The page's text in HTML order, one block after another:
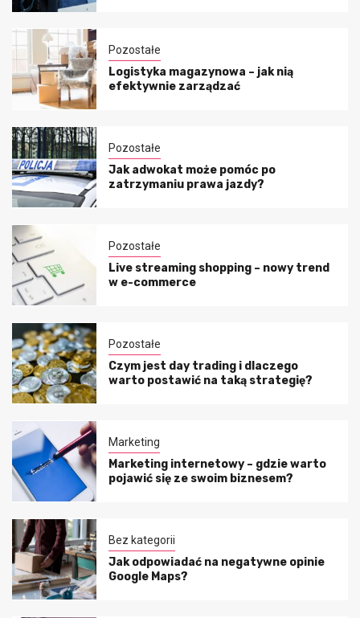
Pozostałe
Logistyka magazynowa – jak nią
efektywnie zarządzać
Pozostałe
Jak adwokat może pomóc po
zatrzymaniu prawa jazdy?
Pozostałe
Live streaming shopping – nowy trend
w e-commerce
Pozostałe
Czym jest day trading i dlaczego
warto postawić na taką strategię?
Marketing
Marketing internetowy – gdzie warto
pojawić się ze swoim biznesem?
Bez kategorii
Jak odpowiadać na negatywne opinie
Google Maps?